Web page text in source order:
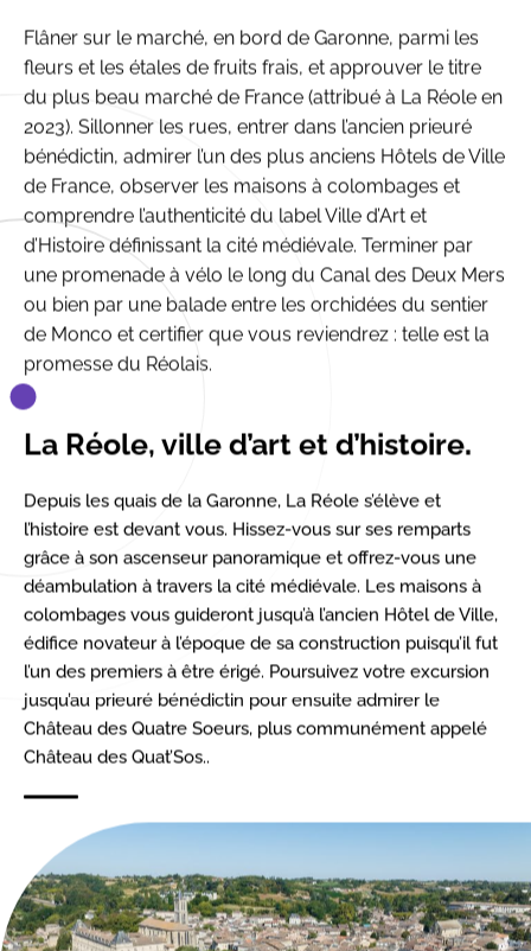
Flâner sur le marché, en bord de Garonne, parmi les
fleurs et les étales de fruits frais, et approuver le titre
du plus beau marché de France (attribué à La Réole en
2023). Sillonner les rues, entrer dans l’ancien prieuré
bénédictin, admirer l’un des plus anciens Hôtels de Ville
de France, observer les maisons à colombages et
comprendre l’authenticité du label Ville d’Art et
d’Histoire définissant la cité médiévale. Terminer par
une promenade à vélo le long du Canal des Deux Mers
ou bien par une balade entre les orchidées du sentier
de Monco et certifier que vous reviendrez : telle est la
promesse du Réolais.
La Réole, ville d’art et d’histoire.
Depuis les quais de la Garonne, La Réole s’élève et
l’histoire est devant vous. Hissez-vous sur ses remparts
grâce à son ascenseur panoramique et offrez-vous une
déambulation à travers la cité médiévale. Les maisons à
colombages vous guideront jusqu’à l’ancien Hôtel de Ville,
édifice novateur à l’époque de sa construction puisqu’il fut
l’un des premiers à être érigé. Poursuivez votre excursion
jusqu’au prieuré bénédictin pour ensuite admirer le
Château des Quatre Soeurs, plus communément appelé
Château des Quat’Sos..